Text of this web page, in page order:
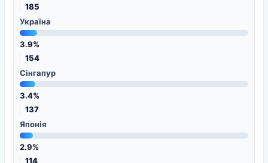
185
Україна
3.9%
154
Сінгапур
3.4%
137
Японія
2.9%
114